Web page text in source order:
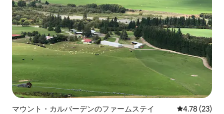
マウント・カルバーデンのファームステイ レビュー23
4.78 (23)